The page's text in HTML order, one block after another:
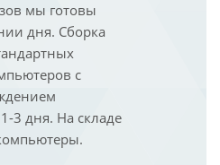
мы готовы
дня. Сборка
с
3 дня. На складе